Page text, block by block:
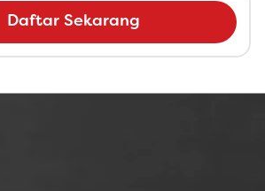
Daftar Sekarang